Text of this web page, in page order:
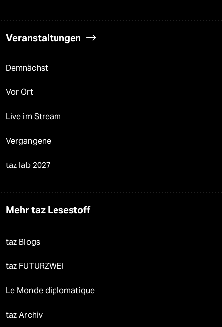
Veranstaltungen
Demnächst
Vor Ort
Live im Stream
Vergangene
taz lab 2027
Mehr taz Lesestoff
taz Blogs
taz FUTURZWEI
Le Monde diplomatique
taz Archiv